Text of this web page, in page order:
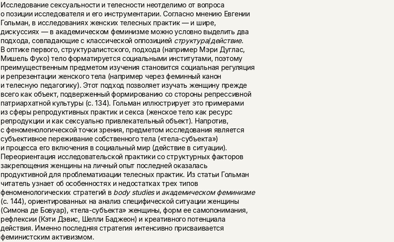
Исследование сексуальности и телесности неотделимо от вопроса
о позиции исследователя и его инструментарии. Согласно мнению Евгении
Гольман, в исследованиях женских телесных практик — и шире,
дискуссиях — в академическом феминизме можно условно выделить два
подхода, совпадающие с классической оппозицией структура/действие.
В оптике первого, структуралистского, подхода (например Мэри Дуглас,
Мишель Фуко) тело форматируется социальными институтами, поэтому
преимущественным предметом изучения становится социальная регуляция
и репрезентации женского тела (например через феминный канон
и телесную педагогику). Этот подход позволяет изучать женщину прежде
всего как объект, подверженный формированию со стороны репрессивной
патриархатной культуры (с. 134). Гольман иллюстрирует это примерами
из сферы репродуктивных практик и секса (женское тело как ресурс
репродукции и как сексуально привлекательный объект). Напротив,
с феноменологической точки зрения, предметом исследования является
субъективное переживание собственного тела («тела-субъекта»)
и процесса его включения в социальный мир (действие в ситуации).
Переориентация исследовательской практики со структурных факторов
закрепощения женщины на личный опыт последней оказалась
продуктивной для проблематизации телесных практик. Из статьи Гольман
читатель узнает об особенностях и недостатках трех типов
феноменологических стратегий в bodystudiesи академическом феминизме
(с. 144), ориентированных на анализ специфической ситуации женщины
(Симона де Бовуар), «тела-субъекта» женщины, форм ее самопонимания,
рефлексии (Кэти Дэвис, Шелли Баджеон) и креативного потенциала
действия. Именно последняя стратегия интенсивно присваивается
феминистским активизмом.